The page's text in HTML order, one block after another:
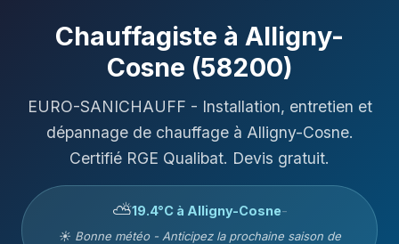
Chauffagiste à Alligny-
Cosne (58200)
EURO-SANICHAUFF - Installation, entretien et
dépannage de chauffage à Alligny-Cosne.
Certifié RGE Qualibat. Devis gratuit.
⛅19.4°C à Alligny-Cosne-
☀️ Bonne météo - Anticipez la prochaine saison de